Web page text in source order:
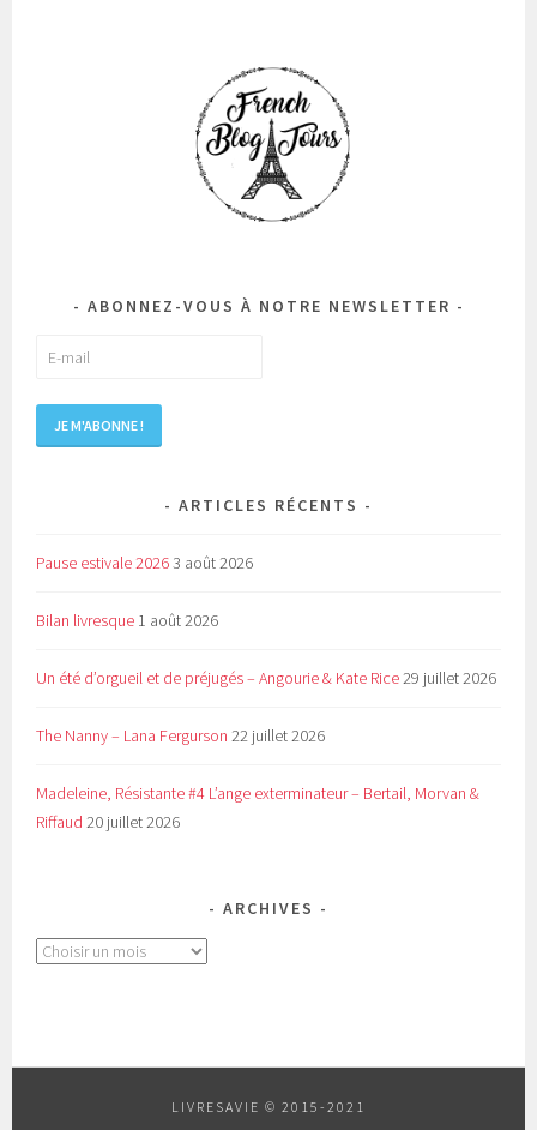
ABONNEZ-VOUS À NOTRE NEWSLETTER
ARTICLES RÉCENTS
Pause estivale 20263 août 2026
Bilan livresque 1 août 2026
Un été d’orgueil et de préjugés – Angourie & Kate Rice29 juillet 2026
The Nanny – Lana Fergurson 22 juillet 2026
Madeleine, Résistante #4 L’ange exterminateur – Bertail, Morvan &
Riffaud 20 juillet 2026
ARCHIVES
Archives
LIVRESAVIE © 2015-2021